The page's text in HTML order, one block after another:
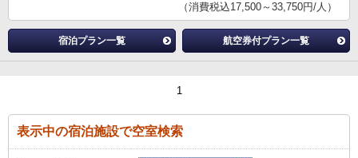
（消費税込17,500～33,750円/人）
宿泊プラン一覧 航空券付プラン一覧
1
表示中の宿泊施設で空室検索